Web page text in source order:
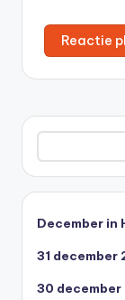
Zoeken
December in
31 december
30